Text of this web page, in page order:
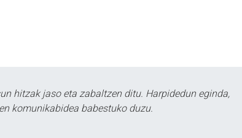
hitzak jaso eta zabaltzen ditu. Harpidedun eginda,
komunikabidea babestuko duzu.